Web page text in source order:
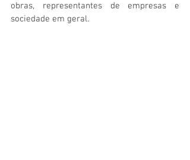
obras, representantes de empresas e
sociedade em geral.